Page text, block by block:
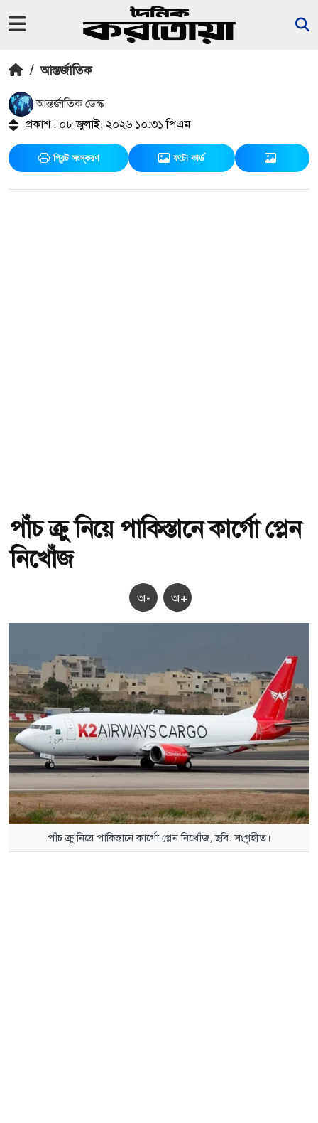
/ আন্তর্জাতিক
আন্তর্জাতিক ডেস্ক
প্রকাশ : ০৮ জুলাই, ২০২৬ ১০:৩১ পিএম
প্রিন্ট সংস্করণ ফটো কার্ড
পাঁচ ক্রু নিয়ে পাকিস্তানে কার্গো প্লেন
নিখোঁজ
অ- অ+
পাঁচ ক্রু নিয়ে পাকিস্তানে কার্গো প্লেন নিখোঁজ, ছবি: সংগৃহীত।